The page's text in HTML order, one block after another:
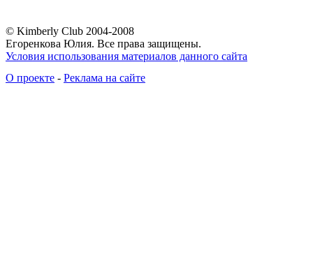
© Kimberly Club 2004-2008
Егоренкова Юлия. Все права защищены.
Условия использования материалов данного сайта
О проекте - Реклама на сайте